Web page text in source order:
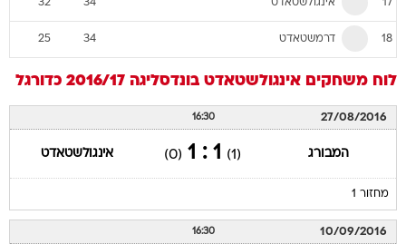
17 אינגולשטאדט 34
32
18 דרמשטאדט 34
25
לוח משחקים אינגולשטאדט בונדסליגה 2016/17 כדורגל
27/08/2016
16:30
המבורג (1)
1 : 1
(0) אינגולשטאדט
מחזור 1
10/09/2016
16:30